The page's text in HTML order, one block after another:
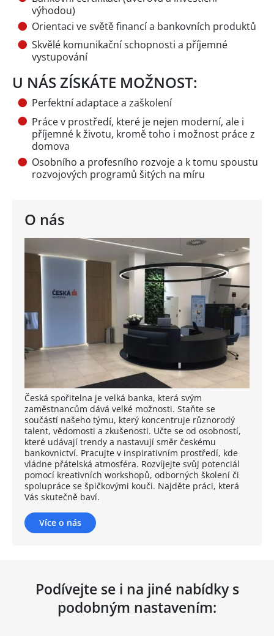
O nás
Česká spořitelna je velká banka, která svým
zaměstnancům dává velké možnosti. Staňte se
součástí našeho týmu, který koncentruje různorodý
talent, vědomosti a zkušenosti. Učte se od osobností,
které udávají trendy a nastavují směr českému
bankovnictví. Pracujte v inspirativním prostředí, kde
vládne přátelská atmosféra. Rozvíjejte svůj potenciál
pomocí kreativních workshopů, odborných školení či
spolupráce se špičkovými kouči. Najděte práci, která
Vás skutečně baví.
Více o nás
výhodou)
Orientaci ve světě financí a bankovních produktů
Skvělé komunikační schopnosti a příjemné
vystupování
U NÁS ZÍSKÁTE MOŽNOST:
Perfektní adaptace a zaškolení
Práce v prostředí, které je nejen moderní, ale i
příjemné k životu, kromě toho i možnost práce z
domova
Osobního a profesního rozvoje a k tomu spoustu
rozvojových programů šitých na míru
Podívejte se i na jiné nabídky s
podobným nastavením: